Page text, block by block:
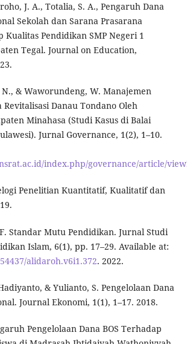
J. A., Totalia, S. A., Pengaruh Dana
Sekolah dan Sarana Prasarana
Kualitas Pendidikan SMP Negeri 1
Tegal. Journal on Education,
N., & Waworundeng, W. Manajemen
Revitalisasi Danau Tondano Oleh
Minahasa (Studi Kasus di Balai
Jurnal Governance, 1(2), 1–10.
index.php/governance/article/
Penelitian Kuantitatif, Kualitatif dan
Standar Mutu Pendidikan. Jurnal Studi
Islam, 6(1), pp. 17–29. Available at:
alidaroh.v6i1.372. 2022.
& Yulianto, S. Pengelolaan Dana
Journal Ekonomi, 1(1), 1–17. 2018.
Pengelolaan Dana BOS Terhadap